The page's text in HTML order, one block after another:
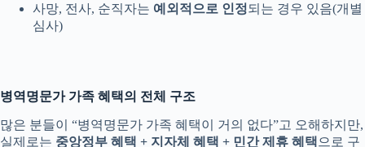
사망, 전사, 순직자는 예외적으로 인정되는 경우 있음(개별
심사)
병역명문가 가족 혜택의 전체 구조
많은 분들이 “병역명문가 가족 혜택이 거의 없다”고 오해하지만,
실제로는 중앙정부 혜택 + 지자체 혜택 + 민간 제휴 혜택 으로 구